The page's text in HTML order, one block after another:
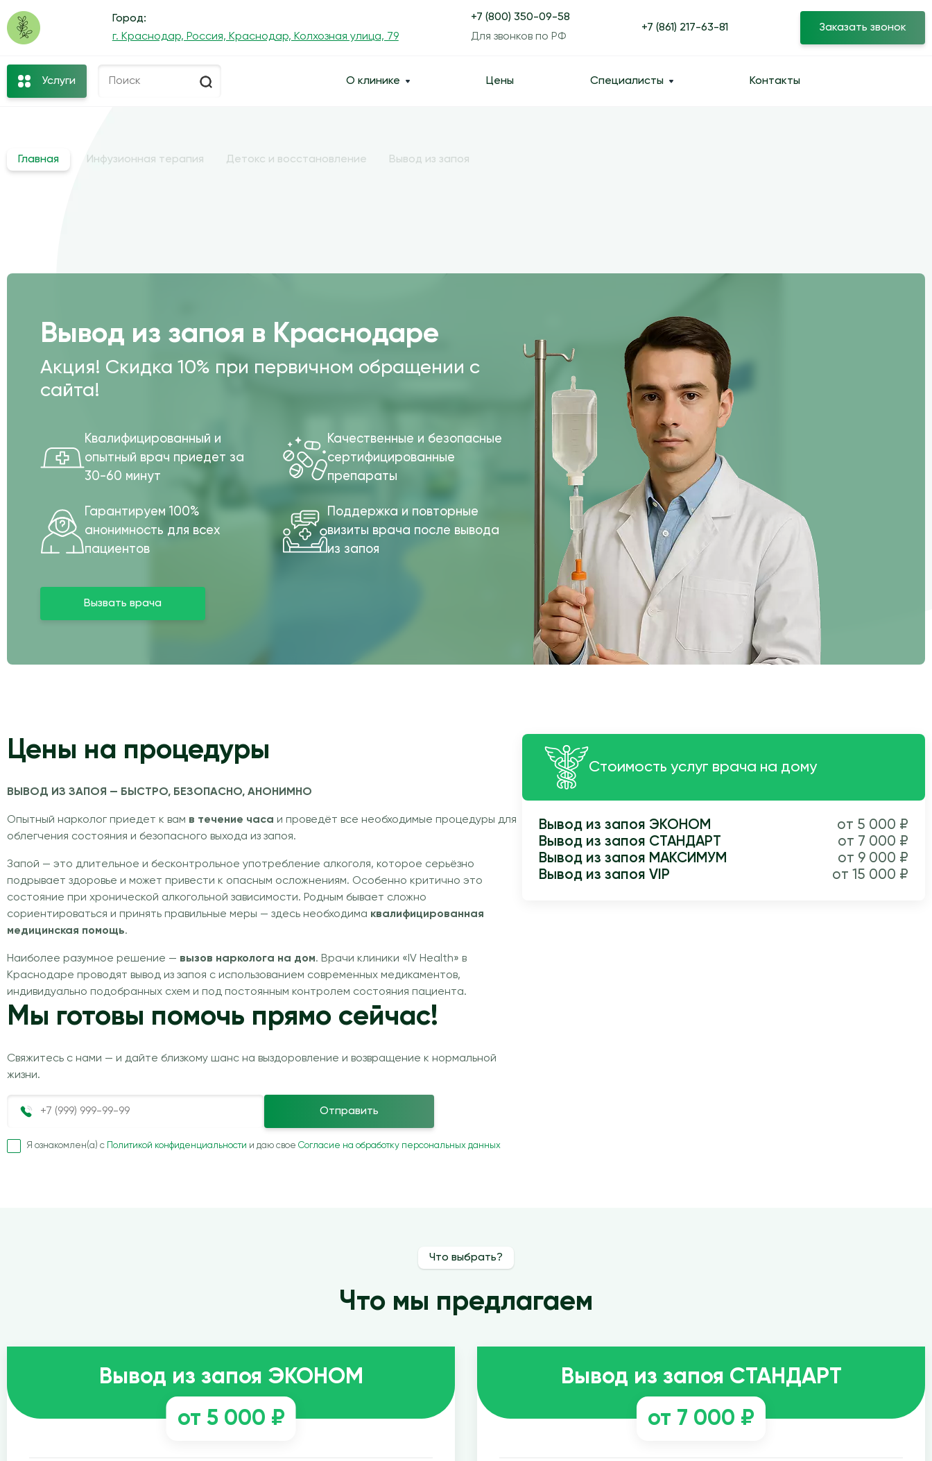
Город:
г. Краснодар, Россия, Краснодар, Колхозная улица, 79
+7 (800) 350-09-58
Для звонков по РФ
+7 (861) 217-63-81 Заказать звонок
Услуги О клинике Цены Специалисты Контакты
Главная Инфузионная терапия Детокс и восстановление Вывод из запоя
Вывод из запоя в Краснодаре
Акция! Скидка 10% при первичном обращении с
сайта!
Квалифицированный и
опытный врач приедет за
30-60 минут
Качественные и безопасные
сертифицированные
препараты
Гарантируем 100%
анонимность для всех
пациентов
Поддержка и повторные
визиты врача после вывода
из запоя
Вызвать врача
Цены на процедуры
ВЫВОД ИЗ ЗАПОЯ — БЫСТРО, БЕЗОПАСНО, АНОНИМНО
Опытный нарколог приедет к вам в течение часа и проведёт все необходимые процедуры для
облегчения состояния и безопасного выхода из запоя.
Запой — это длительное и бесконтрольное употребление алкоголя, которое серьёзно
подрывает здоровье и может привести к опасным осложнениям. Особенно критично это
состояние при хронической алкогольной зависимости. Родным бывает сложно
сориентироваться и принять правильные меры — здесь необходима квалифицированная
медицинская помощь.
Наиболее разумное решение — вызов нарколога на дом. Врачи клиники «IV Health» в
Краснодаре проводят вывод из запоя с использованием современных медикаментов,
индивидуально подобранных схем и под постоянным контролем состояния пациента.
Мы готовы помочь прямо сейчас!
Свяжитесь с нами — и дайте близкому шанс на выздоровление и возвращение к нормальной
жизни.
Отправить
Я ознакомлен(а) с Политикой конфиденциальности и даю свое Согласие на обработку персональных данных
Стоимость услуг врача на дому
Вывод из запоя ЭКОНОМ
от 5 000 ₽
Вывод из запоя СТАНДАРТ
от 7 000 ₽
Вывод из запоя МАКСИМУМ
от 9 000 ₽
Вывод из запоя VIP
от 15 000 ₽
Что выбрать?
Что мы предлагаем
Вывод из запоя ЭКОНОМ
от 5 000 ₽
Вывод из запоя СТАНДАРТ
от 7 000 ₽